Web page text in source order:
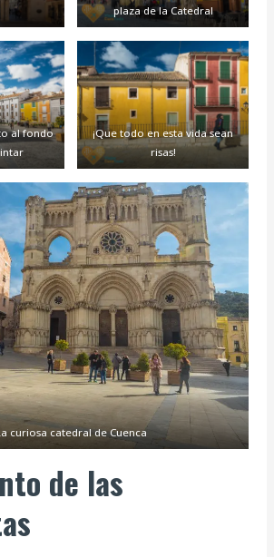
plaza de la Catedral
al fondo
¡Que todo en esta vida sean
risas!
curiosa catedral de Cuenca
de las